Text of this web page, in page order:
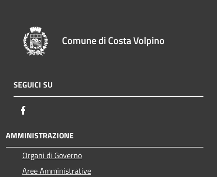
Comune di Costa Volpino
SEGUICI SU
AMMINISTRAZIONE
Organi di Governo
Aree Amministrative